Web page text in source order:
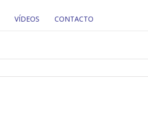
VÍDEOS CONTACTO